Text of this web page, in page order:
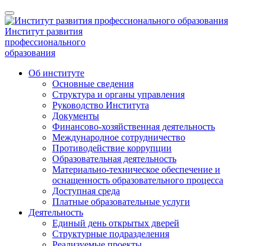
Институт развития
профессионального
образования
Об институте
Основные сведения
Структура и органы управления
Руководство Института
Документы
Финансово-хозяйственная деятельность
Международное сотрудничество
Противодействие коррупции
Образовательная деятельность
Материально-техническое обеспечение и
оснащенность образовательного процесса
Доступная среда
Платные образовательные услуги
Деятельность
Единый день открытых дверей
Структурные подразделения